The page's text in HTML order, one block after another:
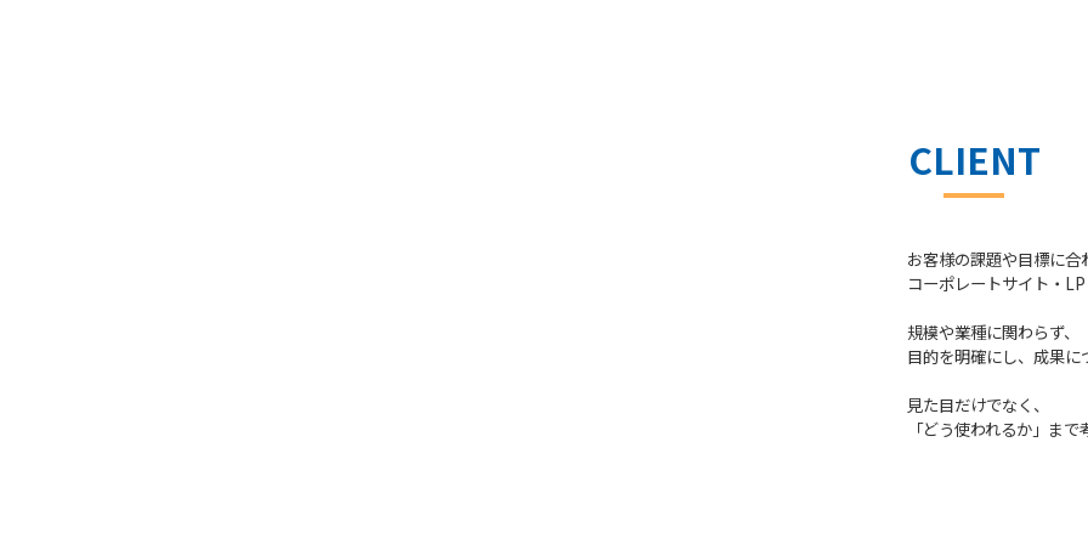
CLIENT
お客様の課題や目標に合
コーポレートサイト・
規模や業種に関わらず、
目的を明確にし、 成果に
見た目だけでなく、
「どう使われるか」 まで